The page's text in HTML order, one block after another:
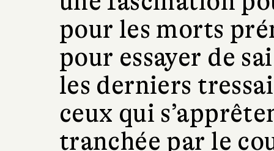
pour les morts
pour essayer de
les derniers
ceux qui
tranchée par le